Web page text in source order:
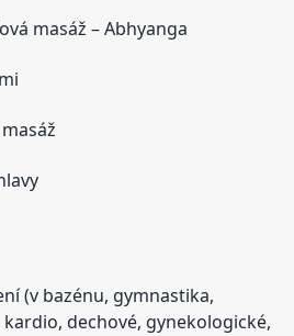
masáž – Abhyanga
(v bazénu, gymnastika,
dechové, gynekologické,